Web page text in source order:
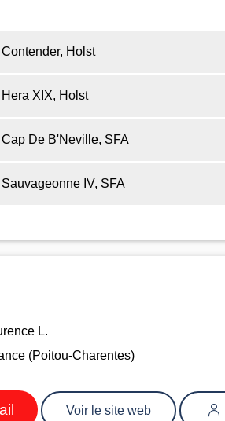
Contender, Holst
Hera XIX, Holst
Cap De B'Neville, SFA
Sauvageonne IV, SFA
L.
(Poitou-Charentes)
Voir le site web